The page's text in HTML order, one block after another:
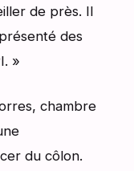
de près. Il
des
»
chambre
du côlon.